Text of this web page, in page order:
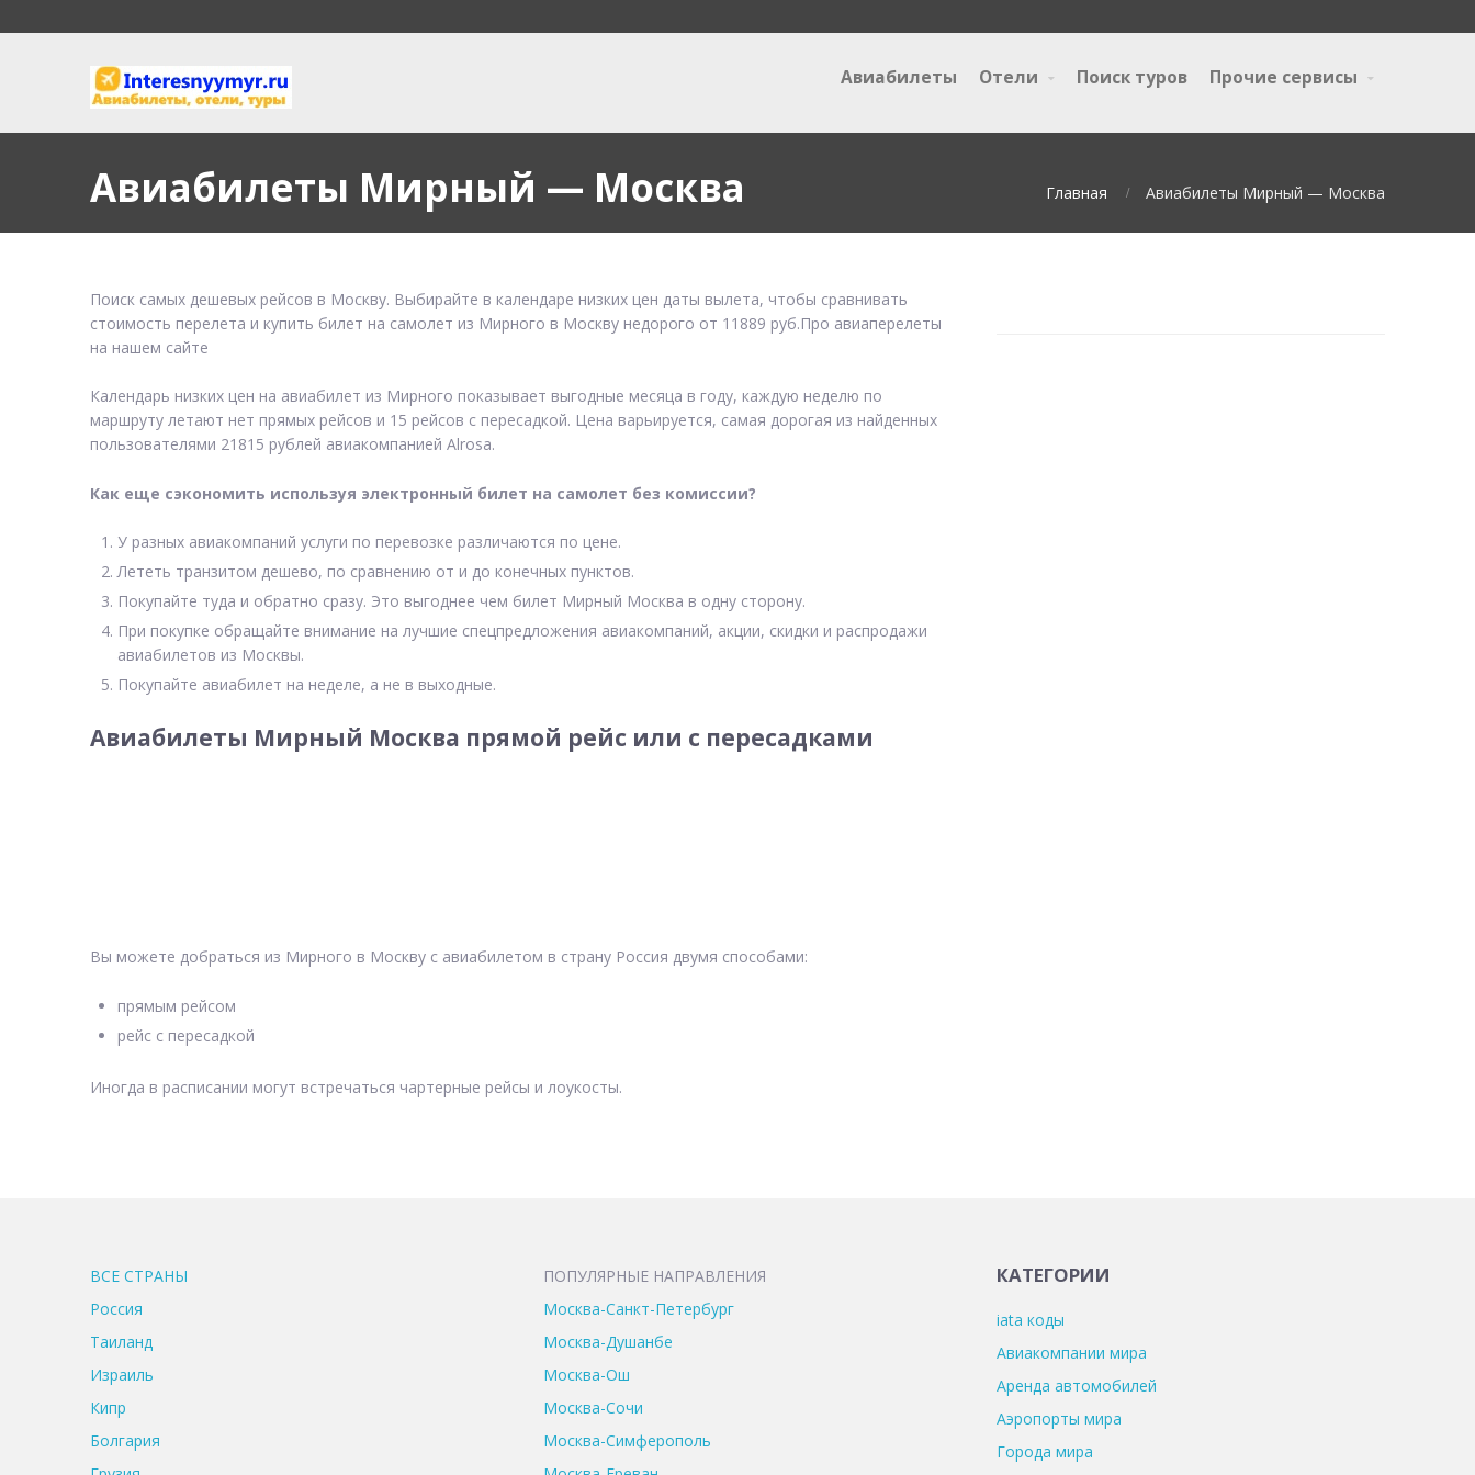
Авиабилеты Отели Поиск туров Прочие сервисы
Авиабилеты Мирный — Москва Главная Авиабилеты Мирный — Москва
Поиск самых дешевых рейсов в Москву. Выбирайте в календаре низких цен даты вылета, чтобы сравнивать
стоимость перелета и купить билет на самолет из Мирного в Москву недорого от 11889 руб.Про авиаперелеты
на нашем сайте
Календарь низких цен на авиабилет из Мирного показывает выгодные месяца в году, каждую неделю по
маршруту летают нет прямых рейсов и 15 рейсов с пересадкой. Цена варьируется, самая дорогая из найденных
пользователями 21815 рублей авиакомпанией Alrosa.
Как еще сэкономить используя электронный билет на самолет без комиссии?
У разных авиакомпаний услуги по перевозке различаются по цене.
Лететь транзитом дешево, по сравнению от и до конечных пунктов.
Покупайте туда и обратно сразу. Это выгоднее чем билет Мирный Москва в одну сторону.
При покупке обращайте внимание на лучшие спецпредложения авиакомпаний, акции, скидки и распродажи
авиабилетов из Москвы.
Покупайте авиабилет на неделе, а не в выходные.
Авиабилеты Мирный Москва прямой рейс или с пересадками
Вы можете добраться из Мирного в Москву с авиабилетом в страну Россия двумя способами:
прямым рейсом
рейс с пересадкой
Иногда в расписании могут встречаться чартерные рейсы и лоукосты.
ВСЕ CТРАНЫ
Россия
Таиланд
Израиль
Кипр
Болгария
ПОПУЛЯРНЫЕ НАПРАВЛЕНИЯ
Москва-Санкт-Петербург
Москва-Душанбе
Москва-Ош
Москва-Сочи
Москва-Симферополь
КАТЕГОРИИ
iata коды
Авиакомпании мира
Аренда автомобилей
Аэропорты мира
Города мира